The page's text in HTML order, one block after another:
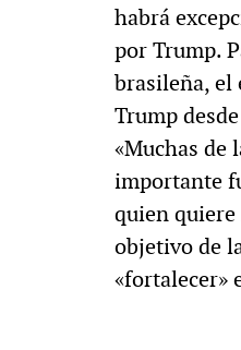
habrá
por Trump.
brasileña, el
Trump
«Muchas de
importante
quien
objetivo de
«fortalecer»